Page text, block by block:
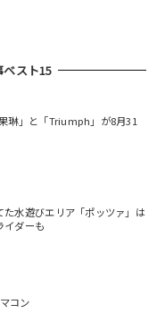
スト15
琳」と「Triumph」が8月31
水遊びエリア「ポッツァ」は
イダーも
コン